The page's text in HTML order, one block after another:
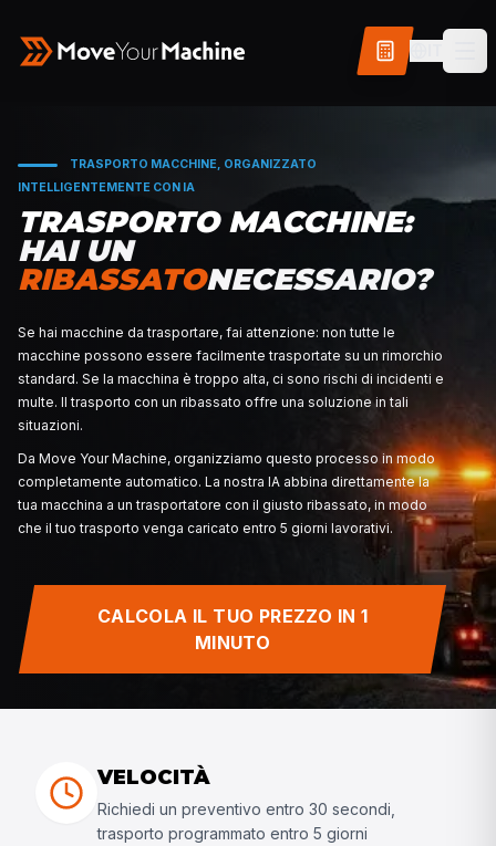
TRASPORTO MACCHINE, ORGANIZZATO
INTELLIGENTEMENTE CON IA
TRASPORTO
HAI UN
RIBASSATO
Se hai macchine da trasportare, fai attenzione: non
macchine possono essere facilmente trasportate su
standard. Se la macchina è troppo alta, ci sono rischi
multe. Il trasporto con un ribassato offre una
Da Move Your Machine, organizziamo questo
completamente automatico. La nostra IA abbina
tua macchina a un trasportatore con il giusto
che il tuo trasporto venga caricato entro 5 giorni
CALCOLA IL TUO PREZZO IN 1
MINUTO
VELOCITÀ
Richiedi un preventivo entro 30 secondi,
trasporto programmato entro 5 giorni